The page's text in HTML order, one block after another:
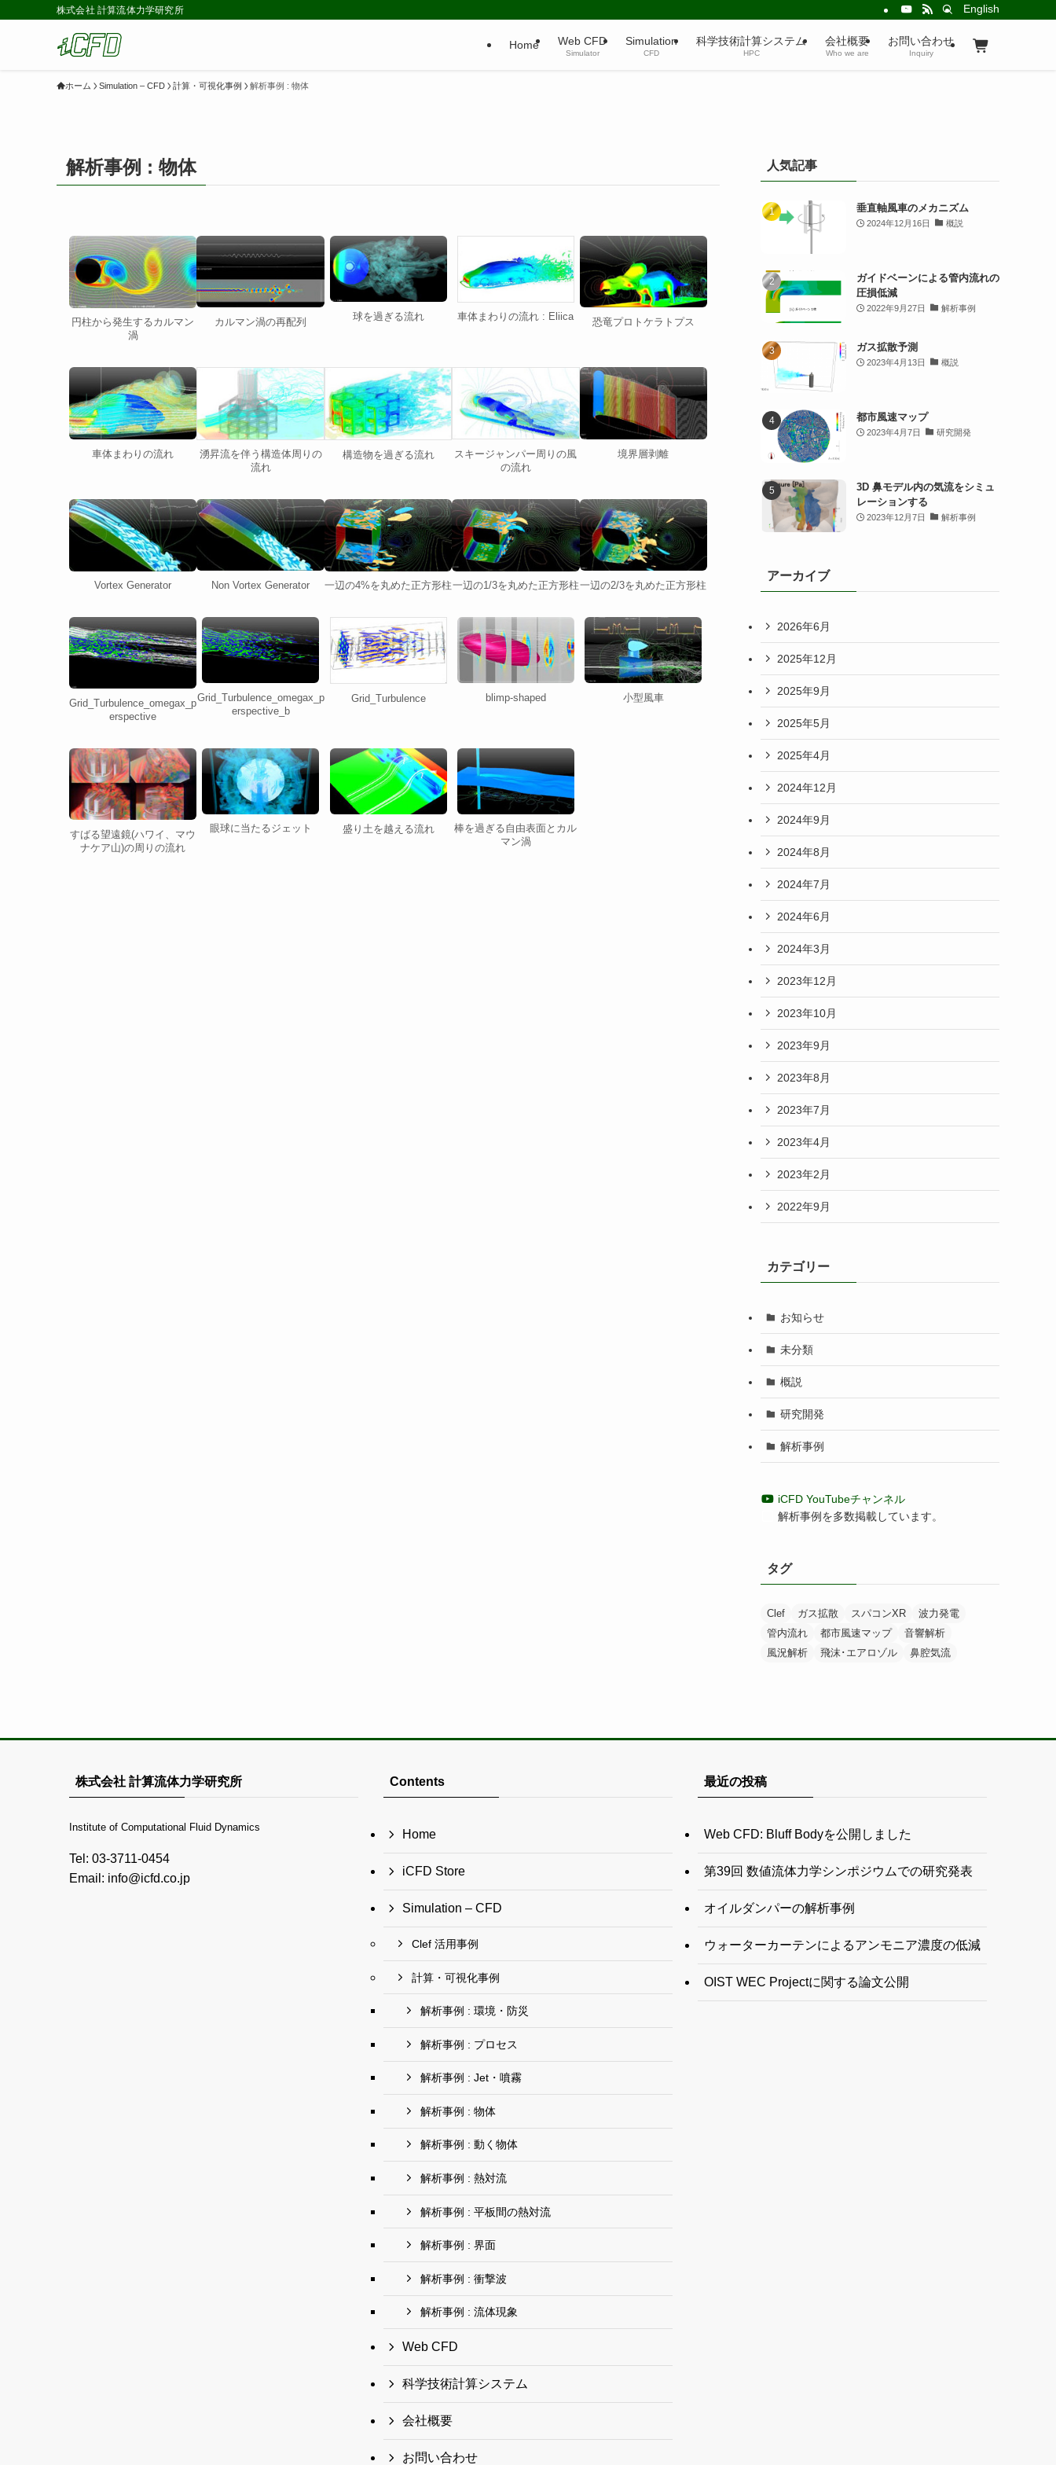
株式会社 計算流体力学研究所 English
Home Web CFD
Simulator
Simulation
CFD
科学技術計算システム
HPC
会社概要
Who we are
お問い合わせ
Inquiry
ホーム Simulation – CFD 計算・可視化事例 解析事例 : 物体
解析事例 : 物体
円柱から発生するカルマン
渦
カルマン渦の再配列 球を過ぎる流れ 車体まわりの流れ : Eliica 恐竜プロトケラトプス
車体まわりの流れ
湧昇流を伴う構造体周りの
流れ
構造物を過ぎる流れ
スキージャンパー周りの風
の流れ
境界層剥離
Vortex Generator Non Vortex Generator 一辺の4%を丸めた正方形柱一辺の1/3を丸めた正方形柱一辺の2/3を丸めた正方形柱
Grid_Turbulence_omegax_p
erspective
Grid_Turbulence_omegax_p
erspective_b
Grid_Turbulence blimp-shaped 小型風車
すばる望遠鏡(ハワイ、マウ
ナケア山)の周りの流れ
眼球に当たるジェット 盛り土を越える流れ
棒を過ぎる自由表面とカル
マン渦
人気記事
垂直軸風車のメカニズム
2024年12月16日 概説
ガイドベーンによる管内流れの
圧損低減
2022年9月27日 解析事例
ガス拡散予測
2023年4月13日 概説
都市風速マップ
2023年4月7日 研究開発
3D 鼻モデル内の気流をシミュ
レーションする
2023年12月7日 解析事例
アーカイブ
2026年6月
2025年12月
2025年9月
2025年5月
2025年4月
2024年12月
2024年9月
2024年8月
2024年7月
2024年6月
2024年3月
2023年12月
2023年10月
2023年9月
2023年8月
2023年7月
2023年4月
2023年2月
2022年9月
カテゴリー
お知らせ
未分類
概説
研究開発
解析事例
iCFD YouTubeチャンネル
解析事例を多数掲載しています。
タグ
Clef ガス拡散 スパコンXR
波力発電
管内流れ
都市風速マップ
音響解析
風況解析
飛沫･エアロゾル 鼻腔気流
株式会社 計算流体力学研究所
Institute of Computational Fluid Dynamics
Tel: 03-3711-0454
Email: info@icfd.co.jp
Contents
Home
iCFD Store
Simulation – CFD
Clef 活用事例
計算・可視化事例
解析事例 : 環境・防災
解析事例 : プロセス
解析事例 : Jet・噴霧
解析事例 : 物体
解析事例 : 動く物体
解析事例 : 熱対流
解析事例 : 平板間の熱対流
解析事例 : 界面
解析事例 : 衝撃波
解析事例 : 流体現象
Web CFD
科学技術計算システム
会社概要
お問い合わせ
最近の投稿
Web CFD: Bluff Bodyを公開しました
第39回 数値流体力学シンポジウムでの研究発表
オイルダンパーの解析事例
ウォーターカーテンによるアンモニア濃度の低減
OIST WEC Projectに関する論文公開